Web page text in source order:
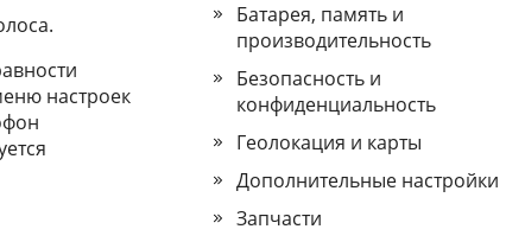
настроек
Батарея, память и
производительность
Безопасность и
конфиденциальность
Геолокация и карты
Дополнительные настройки
Запчасти